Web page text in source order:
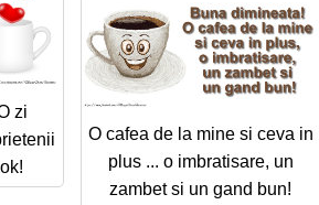
zi
O cafea de la mine si ceva in
plus ... o imbratisare, un
zambet si un gand bun!